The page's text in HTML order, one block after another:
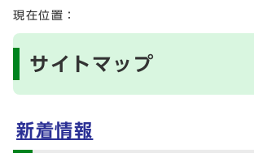
ここから本文です
現在位置：
サイトマップ
新着情報